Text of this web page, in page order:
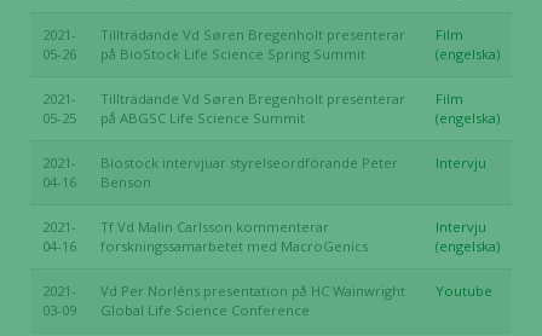
2021-
05-26
Tillträdande Vd Søren Bregenholt presenterar
på BioStock Life Science Spring Summit
Film
(engelska)
2021-
05-25
Tillträdande Vd Søren Bregenholt presenterar
på ABGSC Life Science Summit
Film
(engelska)
2021-
04-16
Biostock intervjuar styrelseordförande Peter
Benson
Intervju
2021-
04-16
Tf Vd Malin Carlsson kommenterar
forskningssamarbetet med MacroGenics
Intervju
(engelska)
2021-
03-09
Vd Per Norléns presentation på HC Wainwright
Global Life Science Conference
Youtube
går inte att
behövs för
över huvud
Statistik